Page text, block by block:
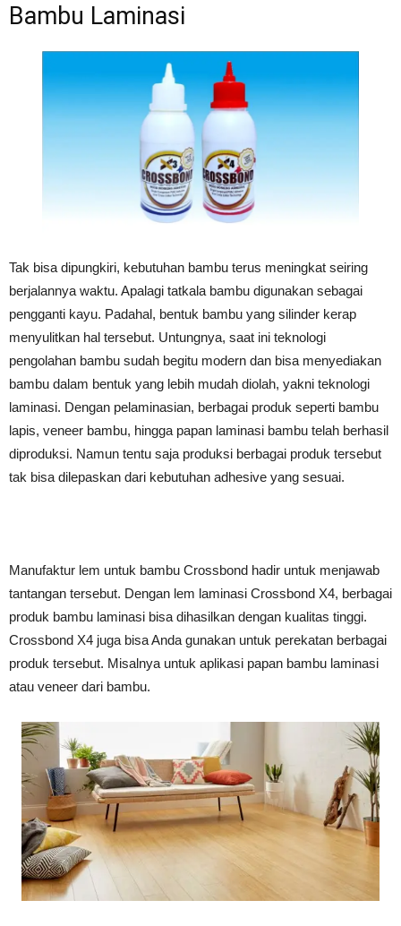
Bambu Laminasi
Tak bisa dipungkiri, kebutuhan bambu terus meningkat seiring
berjalannya waktu. Apalagi tatkala bambu digunakan sebagai
pengganti kayu. Padahal, bentuk bambu yang silinder kerap
menyulitkan hal tersebut. Untungnya, saat ini teknologi
pengolahan bambu sudah begitu modern dan bisa menyediakan
bambu dalam bentuk yang lebih mudah diolah, yakni teknologi
laminasi. Dengan pelaminasian, berbagai produk seperti bambu
lapis, veneer bambu, hingga papan laminasi bambu telah berhasil
diproduksi. Namun tentu saja produksi berbagai produk tersebut
tak bisa dilepaskan dari kebutuhan adhesive yang sesuai.
Manufaktur lem untuk bambu Crossbond hadir untuk menjawab
tantangan tersebut. Dengan lem laminasi Crossbond X4, berbagai
produk bambu laminasi bisa dihasilkan dengan kualitas tinggi.
Crossbond X4 juga bisa Anda gunakan untuk perekatan berbagai
produk tersebut. Misalnya untuk aplikasi papan bambu laminasi
atau veneer dari bambu.